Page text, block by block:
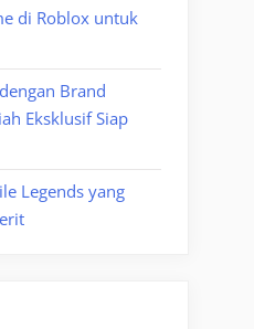
di Roblox untuk
Brand
Eksklusif Siap
Legends yang